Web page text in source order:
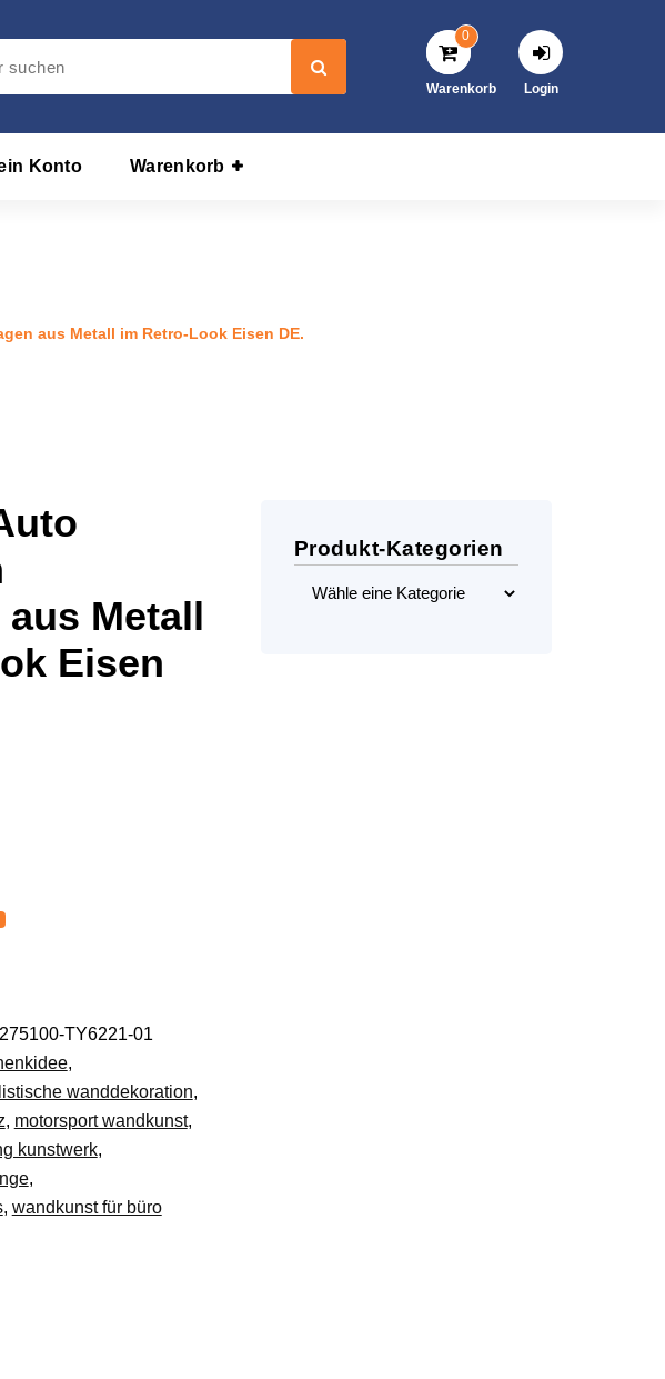
0
Warenkorb Login
Konto Warenkorb
aus Metall im Retro-Look Eisen DE.
Metall
Eisen
TY6221-01
,
wanddekoration,
, motorsport wandkunst,
kunstwerk,
,
, wandkunst für büro
Produkt-Kategorien